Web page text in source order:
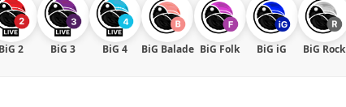
BiG 2 BiG 3 BiG 4 BiG Balade BiG Folk BiG iG BiG Rock